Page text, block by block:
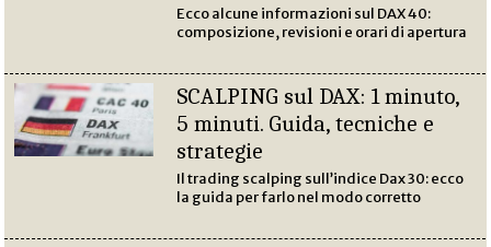
Ecco alcune informazioni sul DAX 40:
composizione, revisioni e orari di apertura
SCALPING sul DAX: 1 minuto,
5 minuti. Guida, tecniche e
strategie
Il trading scalping sull’indice Dax 30: ecco
la guida per farlo nel modo corretto